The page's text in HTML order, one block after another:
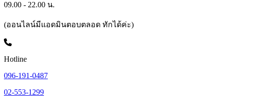
09.00 - 22.00 น.
(ออนไลน์มีแอดมินตอบตลอด ทักได้ค่ะ)
Hotline
096-191-0487
02-553-1299